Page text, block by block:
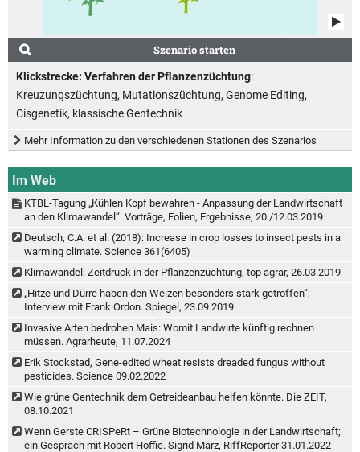
Szenario starten
Klickstrecke: Verfahren der Pflanzenzüchtung:
Kreuzungszüchtung, Mutationszüchtung, Genome Editing,
Cisgenetik, klassische Gentechnik
Mehr Information zu den verschiedenen Stationen des Szenarios
Im Web
KTBL-Tagung „Kühlen Kopf bewahren - Anpassung der Landwirtschaft
an den Klimawandel“. Vorträge, Folien, Ergebnisse, 20./12.03.2019
Deutsch, C.A. et al. (2018): Increase in crop losses to insect pests in a
warming climate. Science 361(6405)
Klimawandel: Zeitdruck in der Pflanzenzüchtung, top agrar, 26.03.2019
„Hitze und Dürre haben den Weizen besonders stark getroffen“;
Interview mit Frank Ordon. Spiegel, 23.09.2019
Invasive Arten bedrohen Mais: Womit Landwirte künftig rechnen
müssen. Agrarheute, 11.07.2024
Erik Stockstad, Gene-edited wheat resists dreaded fungus without
pesticides. Science 09.02.2022
Wie grüne Gentechnik dem Getreideanbau helfen könnte. Die ZEIT,
08.10.2021
Wenn Gerste CRISPeRt – Grüne Biotechnologie in der Landwirtschaft;
ein Gespräch mit Robert Hoffie. Sigrid März, RiffReporter 31.01.2022